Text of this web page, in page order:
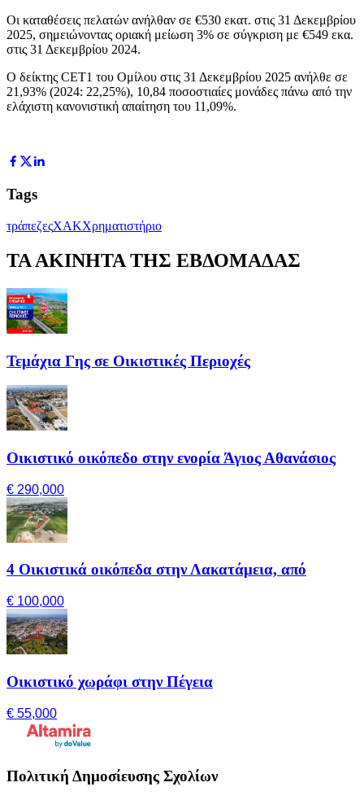
Οι καταθέσεις πελατών ανήλθαν σε €530 εκατ. στις 31 Δεκεμβρίου
2025, σημειώνοντας οριακή μείωση 3% σε σύγκριση με €549 εκα.
στις 31 Δεκεμβρίου 2024.
Ο δείκτης CET1 του Ομίλου στις 31 Δεκεμβρίου 2025 ανήλθε σε
21,93% (2024: 22,25%), 10,84 ποσοστιαίες μονάδες πάνω από την
ελάχιστη κανονιστική απαίτηση του 11,09%.
Tags
τράπεζεςΧΑΚΧρηματιστήριο
ΤΑ ΑΚΙΝΗΤΑ ΤΗΣ ΕΒΔΟΜΑΔΑΣ
Τεμάχια Γης σε Οικιστικές Περιοχές
Οικιστικό οικόπεδο στην ενορία Άγιος Αθανάσιος
€ 290,000
4 Οικιστικά οικόπεδα στην Λακατάμεια, από
€ 100,000
Οικιστικό χωράφι στην Πέγεια
€ 55,000
Πολιτική Δημοσίευσης Σχολίων